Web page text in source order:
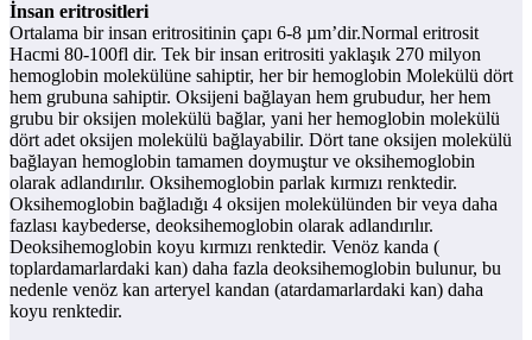
İnsan eritrositleri
Ortalama bir insan eritrositinin çapı 6-8 µm’dir.Normal eritrosit
Hacmi 80-100fl dir. Tek bir insan eritrositi yaklaşık 270 milyon
hemoglobin molekülüne sahiptir, her bir hemoglobin Molekülü dört
hem grubuna sahiptir. Oksijeni bağlayan hem grubudur, her hem
grubu bir oksijen molekülü bağlar, yani her hemoglobin molekülü
dört adet oksijen molekülü bağlayabilir. Dört tane oksijen molekülü
bağlayan hemoglobin tamamen doymuştur ve oksihemoglobin
olarak adlandırılır. Oksihemoglobin parlak kırmızı renktedir.
Oksihemoglobin bağladığı 4 oksijen molekülünden bir veya daha
fazlası kaybederse, deoksihemoglobin olarak adlandırılır.
Deoksihemoglobin koyu kırmızı renktedir. Venöz kanda (
toplardamarlardaki kan) daha fazla deoksihemoglobin bulunur, bu
nedenle venöz kan arteryel kandan (atardamarlardaki kan) daha
koyu renktedir.